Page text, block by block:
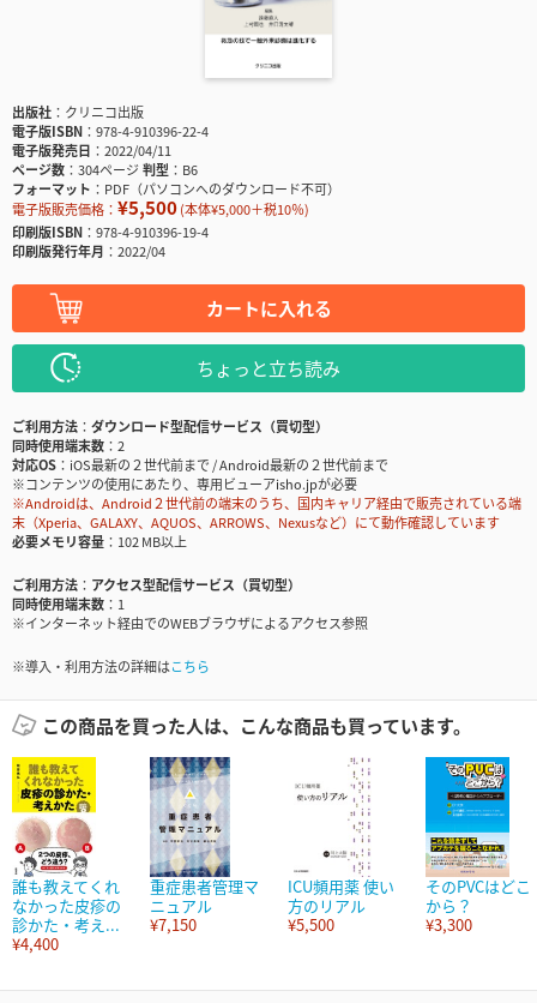
出版社
クリニコ出版
電子版ISBN
978-4-910396-22-4
電子版発売日
2022/04/11
ページ数
304ページ判型
B6
フォーマット
PDF（パソコンへのダウンロード不可）
電子版販売価格： ¥5,500(本体¥5,000＋税10％)
印刷版ISBN
978-4-910396-19-4
印刷版発行年月
2022/04
カートに入れる
ちょっと立ち読み
ご利用方法
ダウンロード型配信サービス（買切型）
同時使用端末数
2
対応OS
iOS最新の２世代前まで / Android最新の２世代前まで
※コンテンツの使用にあたり、専用ビューアisho.jpが必要
※Androidは、Android２世代前の端末のうち、国内キャリア経由で販売されている端
末（Xperia、GALAXY、AQUOS、ARROWS、Nexusなど）にて動作確認しています
必要メモリ容量
102 MB以上
ご利用方法
アクセス型配信サービス（買切型）
同時使用端末数
1
※インターネット経由でのWEBブラウザによるアクセス参照
※導入・利用方法の詳細はこちら
この商品を買った人は、こんな商品も買っています。
誰も教えてくれ
なかった皮疹の
診かた・考え...
¥4,400
重症患者管理マ
ニュアル
¥7,150
ICU頻用薬 使い
方のリアル
¥5,500
そのPVCはどこ
から？
¥3,300